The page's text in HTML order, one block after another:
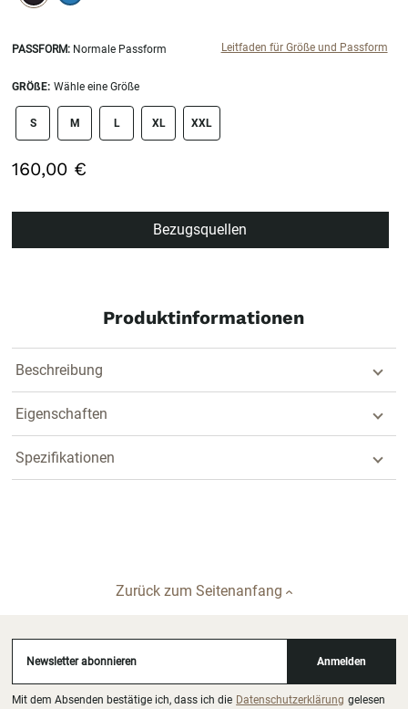
selected
PASSFORM: Normale Passform Leitfaden für Größe und Passform
GRÖßE: Wähle eine Größe
size swatch
S M L XL XXL
160,00 €
Bezugsquellen
Produktinformationen
Beschreibung
Eigenschaften
Spezifikationen
Zurück zum Seitenanfang
Newsletter abonnieren Anmelden
Mit dem Absenden bestätige ich, dass ich die Datenschutzerklärung gelesen